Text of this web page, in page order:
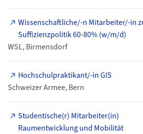
Wissenschaftliche/-n Mitarbeiter/-in
Suffizienzpolitik 60-80% (w/m/d)
WSL, Birmensdorf
Hochschulpraktikant/-in GIS
Schweizer Armee, Bern
Studentische(r) Mitarbeiter(in)
Raumentwicklung und Mobilität